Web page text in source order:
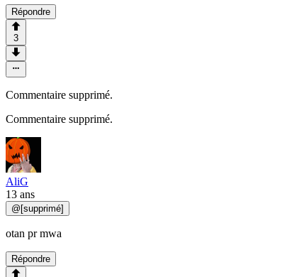
Répondre
3
Commentaire supprimé.
Commentaire supprimé.
AliG
13 ans
@ [supprimé]
otan pr mwa
Répondre